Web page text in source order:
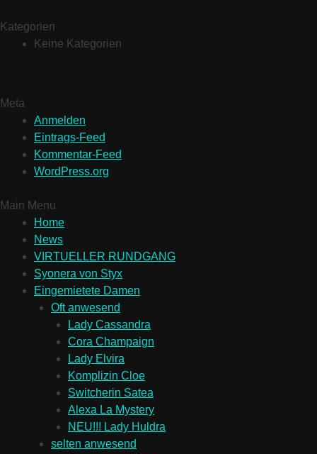
Kategorien
Keine Kategorien
Meta
Anmelden
Eintrags-Feed
Kommentar-Feed
WordPress.org
Main Menu
Home
News
VIRTUELLER RUNDGANG
Syonera von Styx
Eingemietete Damen
Oft anwesend
Lady Cassandra
Cora Champaign
Lady Elvira
Komplizin Cloe
Switcherin Satea
Alexa La Mystery
NEU!!! Lady Huldra
selten anwesend